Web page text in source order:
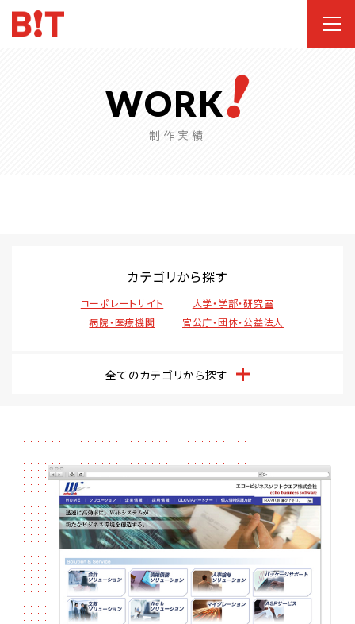
WORK
制作実績
カテゴリから探す
コーポレートサイト
大学・学部・研究室
病院・医療機関
官公庁・団体・公益法人
全てのカテゴリから探す